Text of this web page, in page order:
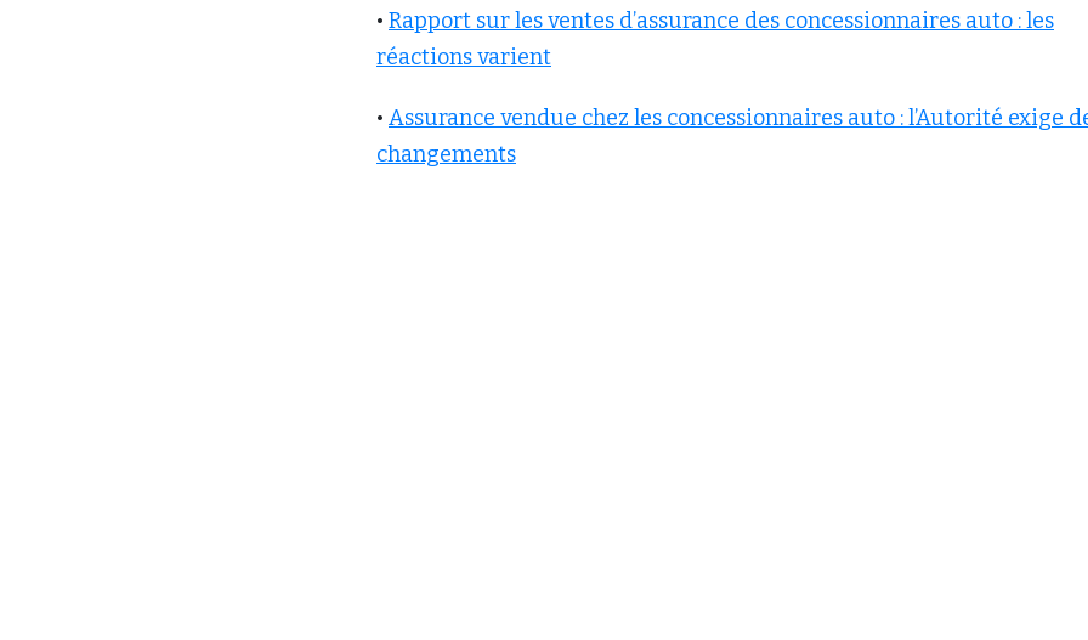
• Rapport sur les ventes d’assurance des concessionnaires auto : les
réactions varient
• Assurance vendue chez les concessionnaires auto : l’Autorité exige
changements